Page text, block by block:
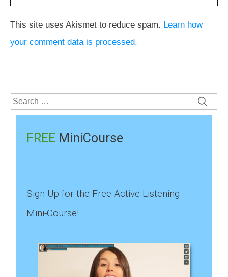
This site uses Akismet to reduce spam. Learn how
your comment data is processed.
Search
for:
FREE MiniCourse
Sign Up for the Free Active Listening
Mini-Course!